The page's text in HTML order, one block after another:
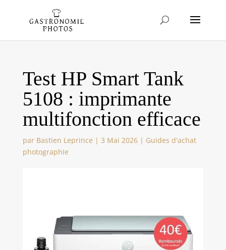
Test HP Smart Tank
5108 : imprimante
multifonction efficace
par Bastien Leprince | 3 Mai 2026| Guides d'achat
photographie